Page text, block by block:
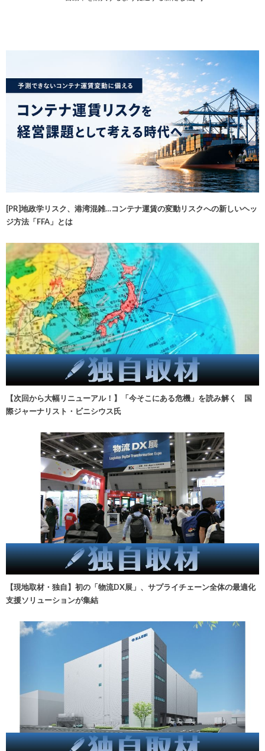
[PR]地政学リスク、港湾混雑…コンテナ運賃の変動リスクへの新しいヘッ
ジ方法「FFA」とは
【次回から大幅リニューアル！】「今そこにある危機」を読み解く 国
際ジャーナリスト・ビニシウス氏
【現地取材・独自】初の「物流DX展」、サプライチェーン全体の最適化
支援ソリューションが集結